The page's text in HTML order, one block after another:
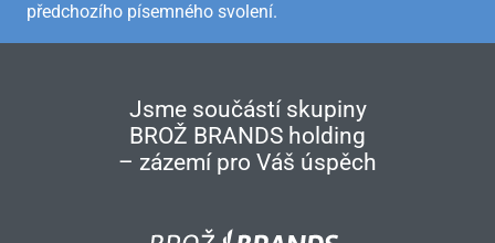
předchozího písemného svolení.
Jsme součástí skupiny
BROŽ BRANDS holding
– zázemí pro Váš úspěch